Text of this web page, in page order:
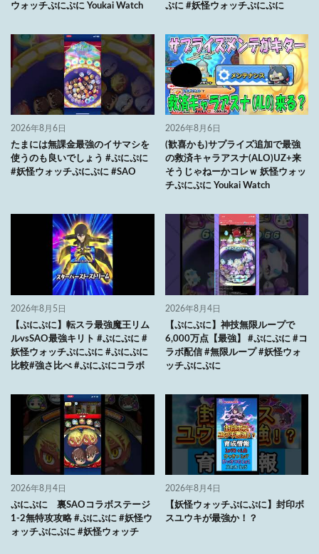
ウォッチぷにぷに Youkai Watch
ぷに #妖怪ウォッチぷにぷに
2026年8月6日
たまには無課金最強のイサマシを
使うのも良いでしょう #ぷにぷに
#妖怪ウォッチぷにぷに #SAO
2026年8月6日
(歓喜かも)サプライズ追加で最強
の救済キャラアスナ(ALO)UZ+来
そうじゃねーかコレｗ 妖怪ウォッ
チぷにぷに Youkai Watch
2026年8月5日
【ぷにぷに】転スラ最強魔王リム
ルvsSAO最強キリト #ぷにぷに #
妖怪ウォッチぷにぷに #ぷにぷに
比較#強さ比べ #ぷにぷにコラボ
2026年8月4日
【ぷにぷに】神技無限ループで
6,000万点【最強】 #ぷにぷに #コ
ラボ配信 #無限ループ #妖怪ウォ
ッチぷにぷに
2026年8月4日
ぷにぷに 裏SAOコラボステージ
1-2無特攻攻略 #ぷにぷに #妖怪ウ
ォッチぷにぷに #妖怪ウォッチ
2026年8月4日
【妖怪ウォッチぷにぷに】封印ボ
スユウキが最強か！？